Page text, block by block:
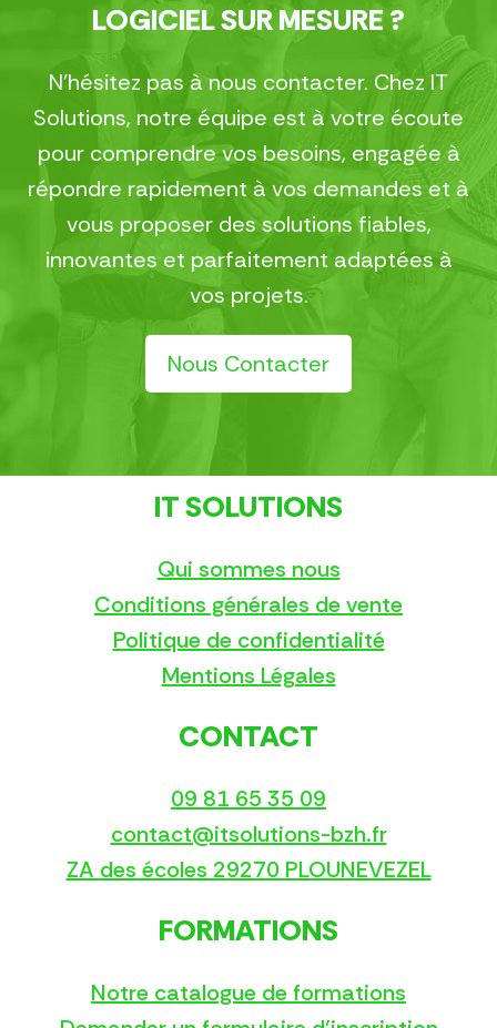
LOGICIEL SUR MESURE ?
N’hésitez pas à nous contacter. Chez IT
Solutions, notre équipe est à votre écoute
pour comprendre vos besoins, engagée à
répondre rapidement à vos demandes et à
vous proposer des solutions fiables,
innovantes et parfaitement adaptées à
vos projets.
Nous Contacter
IT SOLUTIONS
Qui sommes nous
Conditions générales de vente
Politique de confidentialité
Mentions Légales
CONTACT
09 81 65 35 09
contact@itsolutions-bzh.fr
ZA des écoles 29270 PLOUNEVEZEL
FORMATIONS
Notre catalogue de formations